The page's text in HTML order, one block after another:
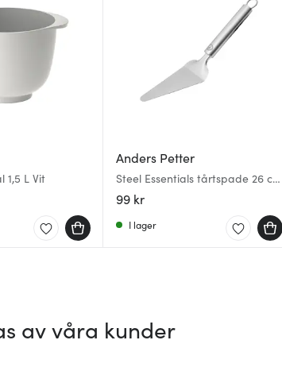
1,5 L Vit
Anders Petter
Steel Essentials tårtspade 26 cm
stål
99 kr
I lager
av våra kunder